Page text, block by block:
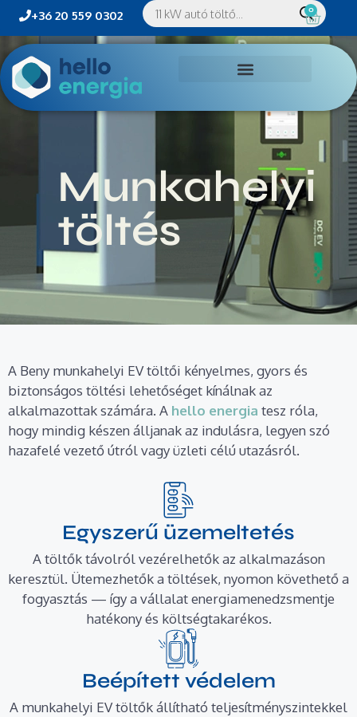
+36 20 559 0302 0
Munkahelyi
töltés
A Beny munkahelyi EV töltői kényelmes, gyors és
biztonságos töltési lehetőséget kínálnak az
alkalmazottak számára. A hello energia tesz róla,
hogy mindig készen álljanak az indulásra, legyen szó
hazafelé vezető útról vagy üzleti célú utazásról.
Egyszerű üzemeltetés
A töltők távolról vezérelhetők az alkalmazáson
keresztül. Ütemezhetők a töltések, nyomon követhető a
fogyasztás — így a vállalat energiamenedzsmentje
hatékony és költségtakarékos.
Beépített védelem
A munkahelyi EV töltők állítható teljesítményszintekkel